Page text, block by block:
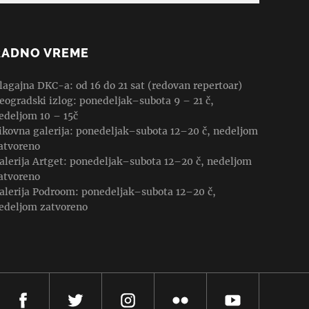
VREME
DKC-a: od 16 do 21 sat (redovan repertoar)
izlog: ponedeljak–subota 9 – 21 č,
10 – 15č
galerija: ponedeljak–subota 12–20 č, nedeljom
Artget: ponedeljak–subota 12–20 č, nedeljom
Podroom: ponedeljak–subota 12–20 č,
zatvoreno